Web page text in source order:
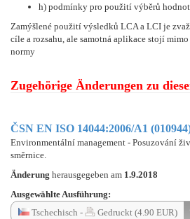
h) podmínky pro použití výběrů
Zamýšlené použití výsledků LCA a LCI je
cíle a rozsahu, ale samotná aplikace stojí
normy
Zugehörige Änderungen zu
ČSN EN ISO 14044:2006/A1
Environmentální management - Posuzování
směrnice.
Änderung herausgegeben am 1.9.2018
Ausgewählte Ausführung:
Tschechisch -
Gedruckt (4.90 EUR)